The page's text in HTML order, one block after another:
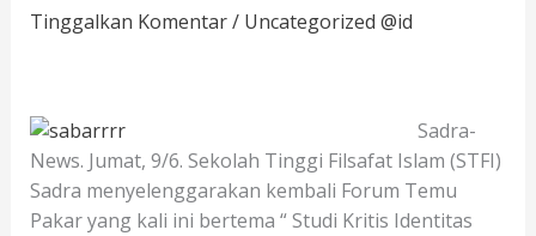
Tinggalkan Komentar/ Uncategorized @id
Sadra-
News. Jumat, 9/6. Sekolah Tinggi Filsafat Islam (STFI)
Sadra menyelenggarakan kembali Forum Temu
Pakar yang kali ini bertema “ Studi Kritis Identitas